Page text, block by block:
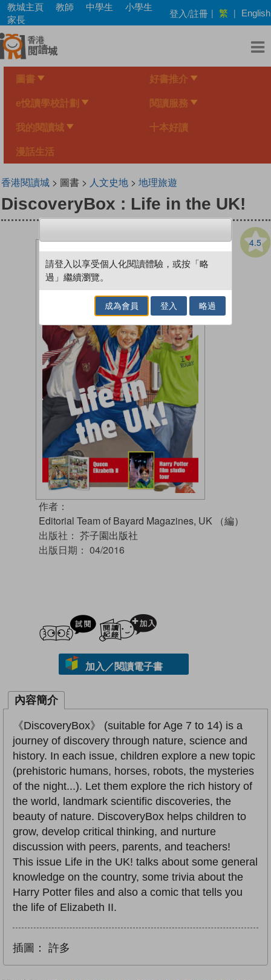
Skip
main
content
教城主頁 教師 中學生
小學生
家長
登入/註冊 | 繁 | English
圖書 好書推介
e悅讀學校計劃 閱讀服務
我的閱讀城 十本好讀
漫話生活
香港閱讀城> 圖書 > 人文史地> 地理旅遊
DiscoveryBox : Life in the UK!
4.5
作者：
Editorial Team of Bayard Magazines, UK （編）
出版社： 芥子園出版社
出版日期： 04/2016
試閲
加入／閱讀電子書
內容簡介
《DiscoveryBox》 (suitable for Age 7 to 14) is a
journey of discovery through nature, science and
history. In each issue, children explore a new topic
(prehistoric humans, horses, robots, the mysteries
of the night...). Let them explore the rich history of
the world, landmark scientific discoveries, the
beauty of nature. DiscoveryBox helps children to
grow, develop critical thinking, and nurture
discussion with peers, parents, and teachers!
This issue Life in the UK! talks about some general
knowledge on the country, some trivia about the
Harry Potter files and also a comic that tells you
the life of Elizabeth II.
插圖： 許多
請登入以享受個人化閱讀體驗，或按「略
過」繼續瀏覽。
成為會員 登入 略過